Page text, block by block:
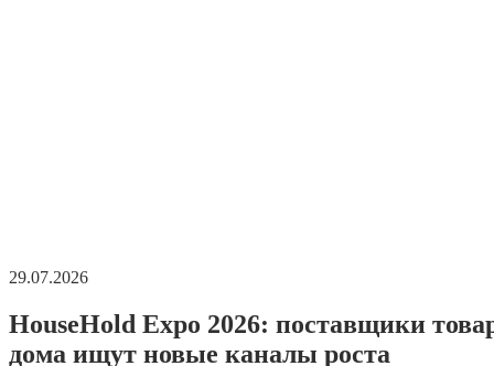
29.07.2026
HouseHold Expo 2026: поставщики
дома ищут новые каналы роста